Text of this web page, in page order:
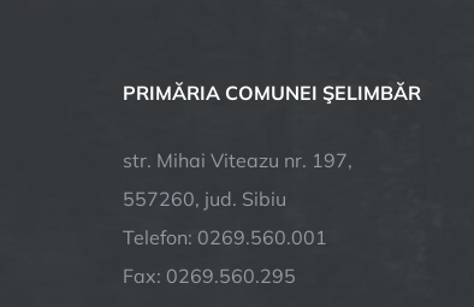
PRIMĂRIA COMUNEI ŞELIMBĂR
str. Mihai Viteazu nr. 197,
557260, jud. Sibiu
Telefon: 0269.560.001
Fax: 0269.560.295